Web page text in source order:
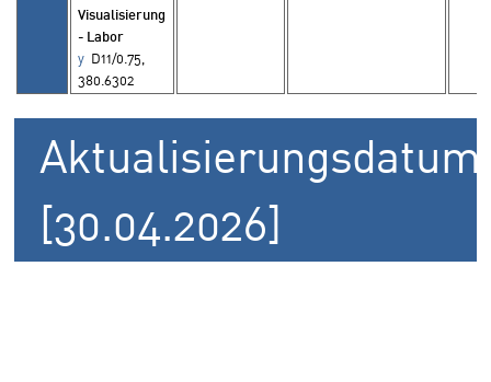
Visualisierung
- Labor
y D11/0.75,
380.6302
[30.04.2026]